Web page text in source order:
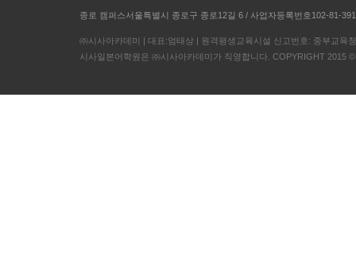
종로 캠퍼스서울특별시 종로구 종로12길 6 / 사업자등록번호102-81-
㈜시사아카데미 | 대표:엄태상 | 원격평생교육시설 신고번호: 중부교육
시사일본어학원은 ㈜시사아카데미가 직영합니다. COPYRIGHT 2015